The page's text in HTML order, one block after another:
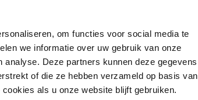
om functies voor social media te
we informatie over uw gebruik van onze
Deze partners kunnen deze gegevens
of die ze hebben verzameld op basis van
als u onze website blijft gebruiken.